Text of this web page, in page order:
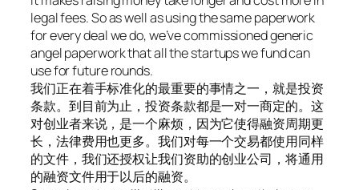
legal fees. So as well as using the same paperwork
for every deal we do, we’ve commissioned generic
angel paperwork that all the startups we fund can
use for future rounds.
我们正在着手标准化的最重要的事情之一，就是投资
条款。到目前为止，投资条款都是一对一商定的。这
对创业者来说，是一个麻烦，因为它使得融资周期更
长，法律费用也更多。我们对每一个交易都使用同样
的文件，我们还授权让我们资助的创业公司，将通用
的融资文件用于以后的融资。